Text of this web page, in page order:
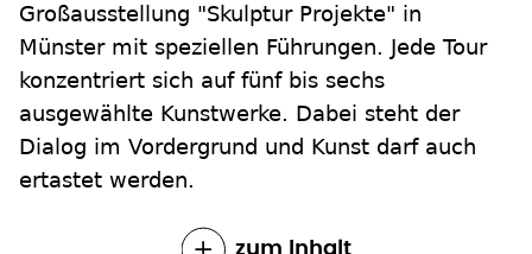
Großausstellung "Skulptur Projekte" in
Münster mit speziellen Führungen. Jede Tour
konzentriert sich auf fünf bis sechs
ausgewählte Kunstwerke. Dabei steht der
Dialog im Vordergrund und Kunst darf auch
ertastet werden.
zum Inhalt